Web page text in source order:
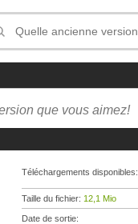
que vous aimez!
Téléchargements disponibles:
Taille du fichier: 12,1 Mio
Date de sortie: